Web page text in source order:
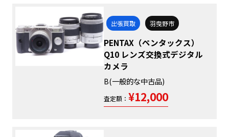
出張買取 羽曳野市
PENTAX（ペンタックス）
Q10 レンズ交換式デジタル
カメラ
B(一般的な中古品)
査定額： ¥12,000